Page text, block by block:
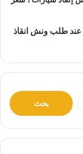
باستخدام أحدث
عند طلب ونش انقاذ